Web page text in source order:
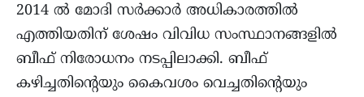
2014 ൽ മോദി സർക്കാർ അധികാരത്തിൽ
എത്തിയതിന് ശേഷം വിവിധ സംസ്ഥാനങ്ങളിൽ
ബീഫ് നിരോധനം നടപ്പിലാക്കി. ബീഫ്
കഴിച്ചതിന്റെയും കൈവശം വെച്ചതിന്റെയും